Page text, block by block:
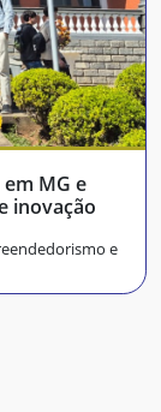
MG e
inovação
e